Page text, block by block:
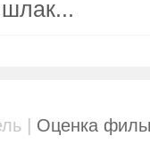
| Оценка